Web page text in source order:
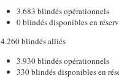
3.683 blindés opérationnels
0 blindés disponibles en
4.260 blindés alliés
3.930 blindés opérationnels
330 blindés disponibles en